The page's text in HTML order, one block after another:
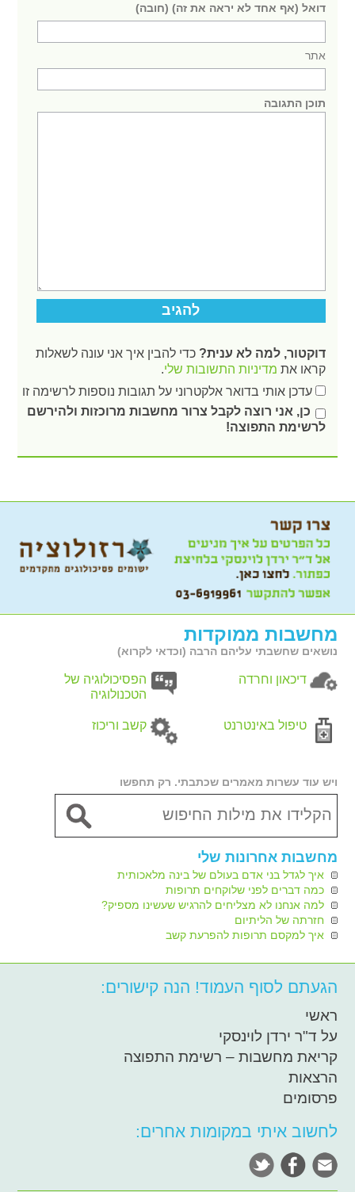
דואל (אף אחד לא יראה את זה) (חובה)
אתר
תוכן התגובה
דוקטור, למה לא ענית? כדי להבין איך אני עונה לשאלות
קראו את מדיניות התשובות שלי.
עדכן אותי בדואר אלקטרוני על תגובות נוספות לרשימה זו
כן, אני רוצה לקבל צרור מחשבות מרוכזות ולהירשם
לרשימת התפוצה!
מחשבות ממוקדות
נושאים שחשבתי עליהם הרבה (וכדאי לקרוא)
דיכאון וחרדה
הפסיכולוגיה של
הטכנולוגיה
טיפול באינטרנט קשב וריכוז
ויש עוד עשרות מאמרים שכתבתי. רק תחפשו
מחשבות אחרונות שלי
איך לגדל בני אדם בעולם של בינה מלאכותית
כמה דברים לפני שלוקחים תרופות
למה אנחנו לא מצליחים להרגיש שעשינו מספיק?
חזרתה של הליתיום
איך למקסם תרופות להפרעת קשב
הגעתם לסוף העמוד! הנה קישורים:
ראשי
על ד"ר ירדן לוינסקי
קריאת מחשבות – רשימת התפוצה
הרצאות
פרסומים
לחשוב איתי במקומות אחרים: